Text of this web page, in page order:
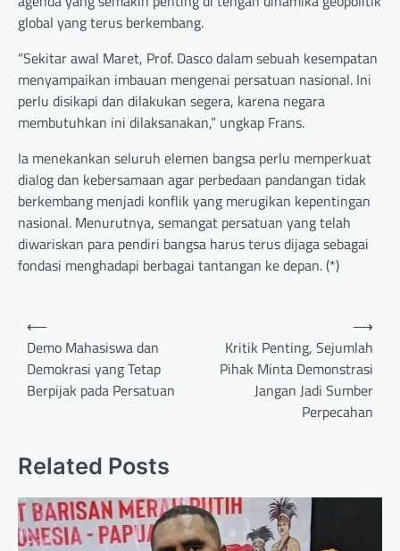
global yang terus berkembang.
“Sekitar awal Maret, Prof. Dasco dalam sebuah kesempatan
menyampaikan imbauan mengenai persatuan nasional. Ini
perlu disikapi dan dilakukan segera, karena negara
membutuhkan ini dilaksanakan,” ungkap Frans.
Ia menekankan seluruh elemen bangsa perlu memperkuat
dialog dan kebersamaan agar perbedaan pandangan tidak
berkembang menjadi konflik yang merugikan kepentingan
nasional. Menurutnya, semangat persatuan yang telah
diwariskan para pendiri bangsa harus terus dijaga sebagai
fondasi menghadapi berbagai tantangan ke depan. (*)
Post
navigation
⟵
Demo Mahasiswa dan
Demokrasi yang Tetap
Berpijak pada Persatuan
Kritik Penting, Sejumlah
Pihak Minta Demonstrasi
Jangan Jadi Sumber
Perpecahan
⟶
Related Posts